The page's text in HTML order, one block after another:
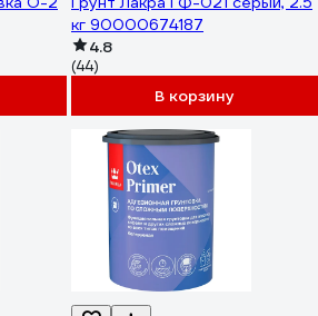
кг 90000674187
4.8
(44)
В корзину